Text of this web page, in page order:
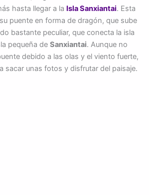
hasta llegar a la Isla Sanxiantai. Esta
puente en forma de dragón, que sube
bastante peculiar, que conecta la isla
pequeña de Sanxiantai. Aunque no
debido a las olas y el viento fuerte,
sacar unas fotos y disfrutar del paisaje.